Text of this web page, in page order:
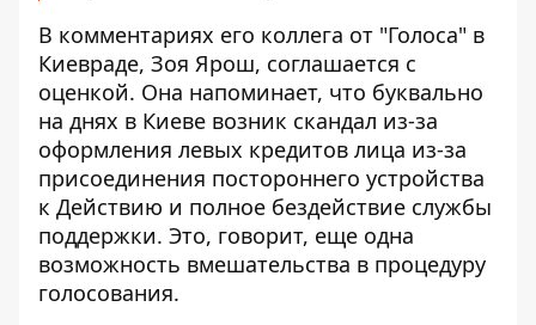
В комментариях его коллега от "Голоса" в
Киевраде, Зоя Ярош, соглашается с
оценкой. Она напоминает, что буквально
на днях в Киеве возник скандал из-за
оформления левых кредитов лица из-за
присоединения постороннего устройства
к Действию и полное бездействие службы
поддержки. Это, говорит, еще одна
возможность вмешательства в процедуру
голосования.